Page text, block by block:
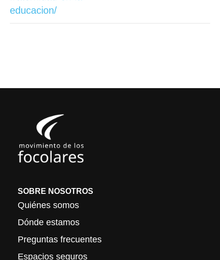
educacion/
SOBRE NOSOTROS
Quiénes somos
Dónde estamos
Preguntas frecuentes
Espacios seguros